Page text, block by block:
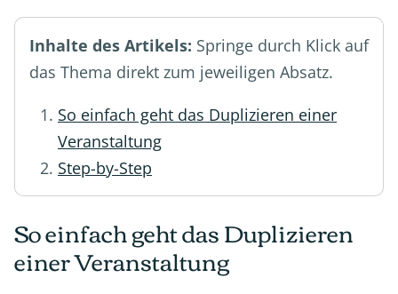
Inhalte des Artikels: Springe durch Klick auf
das Thema direkt zum jeweiligen Absatz.
So einfach geht das Duplizieren einer
Veranstaltung
Step-by-Step
So einfach geht das Duplizieren
einer Veranstaltung